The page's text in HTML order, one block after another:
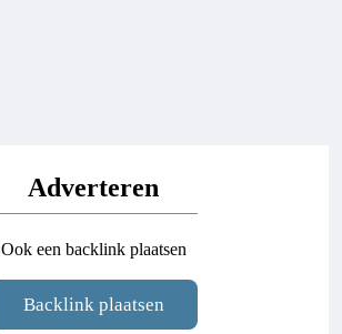
Adverteren
Ook een backlink plaatsen
Backlink plaatsen